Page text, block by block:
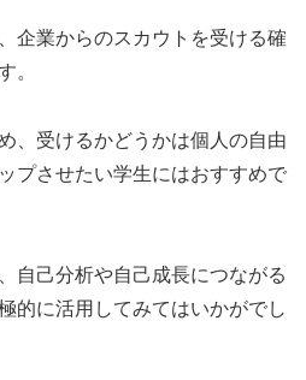
企業からのスカウトを受ける確
。
、受けるかどうかは個人の自由
プさせたい学生にはおすすめで
自己分析や自己成長につながる
的に活用してみてはいかがでし